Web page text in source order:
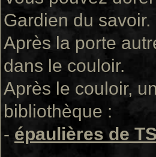
Gardien du savoir.
Après la porte
dans le couloir.
Après le couloir,
bibliothèque :
- épaulières de